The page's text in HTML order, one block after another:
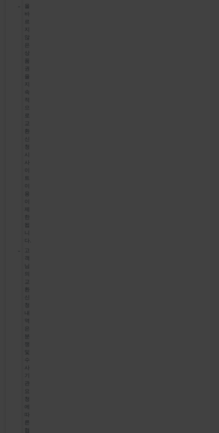
올
바
르
지
않
은
상
품
권
을
지
속
적
으
로
교
환
신
청
시
사
이
트
이
용
이
제
한
됩
니
다.
고
객
님
의
교
환
신
청
내
역
은
분
쟁
및
수
사
기
관
요
청
에
따
른
협